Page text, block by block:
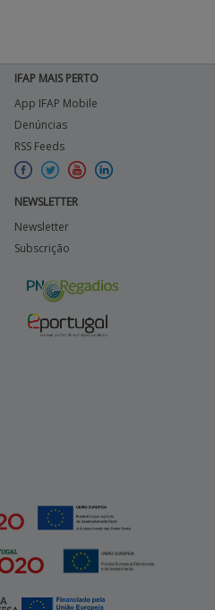
IFAP MAIS PERTO
App IFAP Mobile
Denúncias
RSS Feeds
NEWSLETTER
Newsletter
Subscrição